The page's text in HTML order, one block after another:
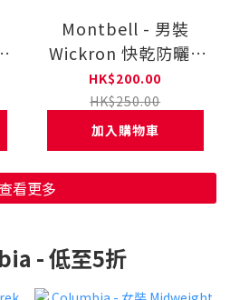
Montbell - 男裝
Wickron 快乾防曬T
恤 Tori To
Yamaotoko
1114708
HK$200.00
HK$250.00
加入購物車
看更多
- 低至5折